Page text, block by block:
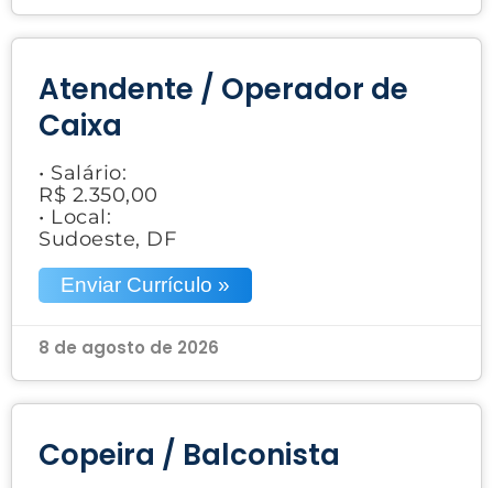
Atendente / Operador de
Caixa
• Salário:
R$ 2.350,00
• Local:
Sudoeste, DF
Enviar Currículo »
8 de agosto de 2026
Copeira / Balconista